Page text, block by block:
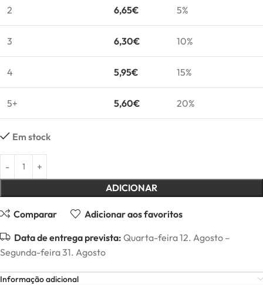
2 6,65€ 5%
3 6,30€ 10%
4 5,95€ 15%
5+ 5,60€ 20%
Em stock
ADICIONAR
Comparar Adicionar aos favoritos
Data de entrega prevista: Quarta-feira 12. Agosto –
Segunda-feira 31. Agosto
Informação adicional